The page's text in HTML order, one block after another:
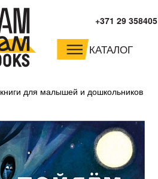
+371 29 358405
КАТАЛОГ
младшим школьникам
книги для малышей и дошкольников